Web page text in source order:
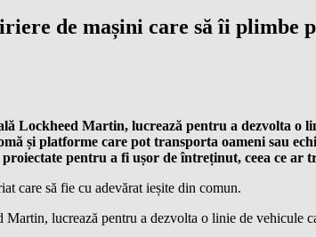
de mașini care să îi plimbe
Lockheed Martin, lucrează pentru a dezvolta o
și platforme care pot transporta oameni sau
pentru a fi ușor de întreținut, ceea ce ar
care să fie cu adevărat ieșite din comun.
lucrează pentru a dezvolta o linie de vehicule